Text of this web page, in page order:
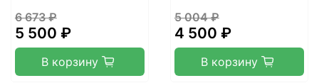
6 673 ₽
5 500 ₽
В корзину
5 004 ₽
4 500 ₽
В корзину